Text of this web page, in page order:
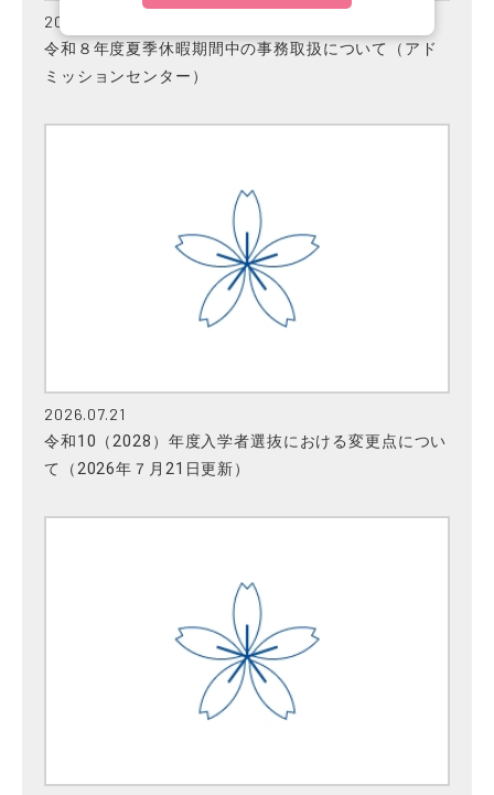
2026.07.27
令和８年度夏季休暇期間中の事務取扱について（アド
ミッションセンター）
2026.07.21
令和10（2028）年度入学者選抜における変更点につい
て（2026年７月21日更新）